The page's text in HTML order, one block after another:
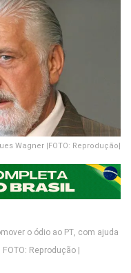
Wagner |FOTO: Reprodução|
o ódio ao PT, com ajuda
Reprodução |